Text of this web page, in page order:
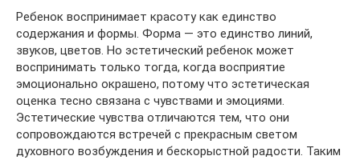
Ребенок воспринимает красоту как единство
содержания и формы. Форма — это единство линий,
звуков, цветов. Но эстетический ребенок может
воспринимать только тогда, когда восприятие
эмоционально окрашено, потому что эстетическая
оценка тесно связана с чувствами и эмоциями.
Эстетические чувства отличаются тем, что они
сопровождаются встречей с прекрасным светом
духовного возбуждения и бескорыстной радости. Таким